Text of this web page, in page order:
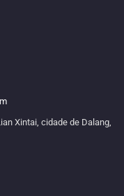
Xintai, cidade de Dalang,